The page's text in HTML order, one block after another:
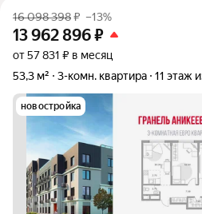
16 098 398₽ –13%
13 962 896₽
от 57 831 ₽ в месяц
53,3 м²
3-комн. квартира 11 этаж
новостройка